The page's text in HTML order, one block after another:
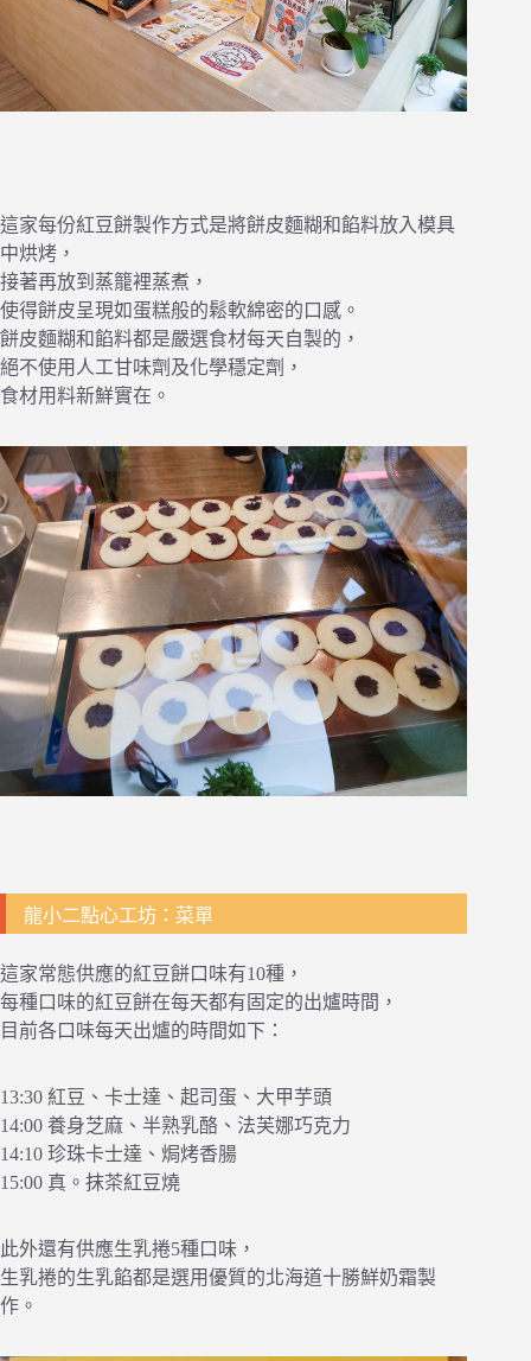
這家每份紅豆餅製作方式是將餅皮麵糊和餡料放入模具
中烘烤，
接著再放到蒸籠裡蒸煮，
使得餅皮呈現如蛋糕般的鬆軟綿密的口感。
餅皮麵糊和餡料都是嚴選食材每天自製的，
絕不使用人工甘味劑及化學穩定劑，
食材用料新鮮實在。
龍小二點心工坊：菜單
這家常態供應的紅豆餅口味有10種，
每種口味的紅豆餅在每天都有固定的出爐時間，
目前各口味每天出爐的時間如下：
13:30 紅豆、卡士達、起司蛋、大甲芋頭
14:00 養身芝麻、半熟乳酪、法芙娜巧克力
14:10 珍珠卡士達、焗烤香腸
15:00 真。抹茶紅豆燒
此外還有供應生乳捲5種口味，
生乳捲的生乳餡都是選用優質的北海道十勝鮮奶霜製
作。